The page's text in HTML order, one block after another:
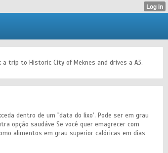
a trip to Historic City of Meknes and drives a A3.
dentro de um "data do lixo’. Pode ser em grau
opção saudáve Se você quer emagrecer com
alimentos em grau superior calóricas em dias